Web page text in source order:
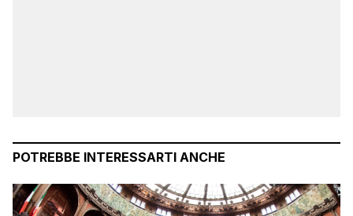
POTREBBE INTERESSARTI ANCHE